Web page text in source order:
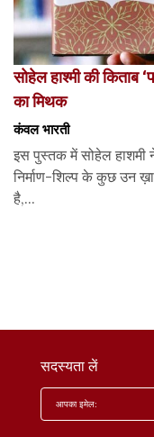
सोहेल हाश्मी की किताब
का मिथक
कंवल भारती
इस पुस्तक में सोहेल हाशमी
निर्माण-शिल्प के कुछ उन
है,...
सदस्यता लें